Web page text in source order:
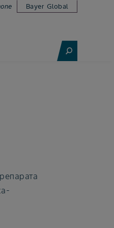
Bayer Global